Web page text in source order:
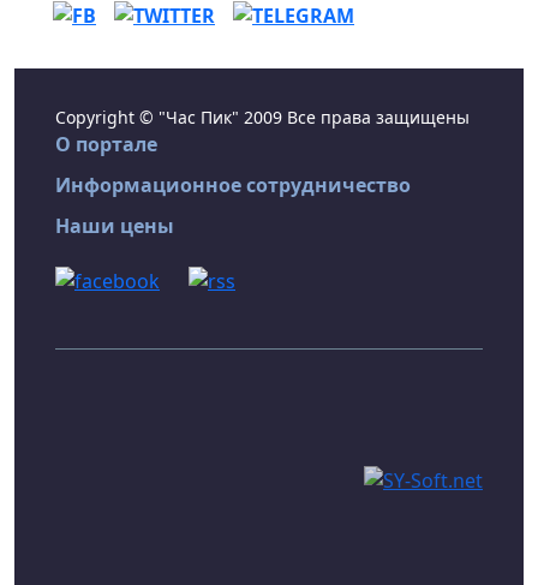
Copyright © "Час Пик" 2009 Все права защищены
О портале
Информационное сотрудничество
Наши цены